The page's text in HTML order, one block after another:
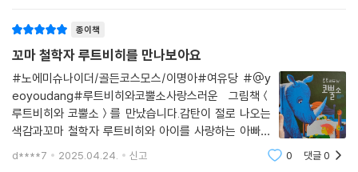
길 수 있는 루트비히의 말을 무시하지 않고 구석구석 코뿔소를 찾아보고,
끈질긴 질문에 끝까지 응대해 주고, 마침내 루트비히의 말에 수긍하는 아
빠의 태도는 멋지다. 아이의 생각을 들어주고 대화를 나누는 아빠가 있기
에 루트비히는 자신의 생각을 표현하고 사고의 모험을 즐기며 철학자가 되
기를 꿈꾸었을 것이다.
■ 빛과 그림자의 강력한 유희로 만든 매력적인 일러스트레이션과 구도
2023년 볼로냐 올해의 일러스트레이터 골든 코스모스의 역작!
종이책
꼬마 철학자 루트비히를 만나보아요
#노에미슈나이더/골든코스모스/이명아#여유당 #@y
eoyoudang#루트비히와코뿔소사랑스러운 그림책＜
루트비히와 코뿔소＞를 만났습니다.감탄이 절로 나오는
색감과꼬마 철학자 루트비히와 아이를 사랑하는 아빠와
의 대화!어느 것 하나 놓칠 수 없는 그림책입니다.책을 인
d****7 2025.04.24. 신고 0 댓글0